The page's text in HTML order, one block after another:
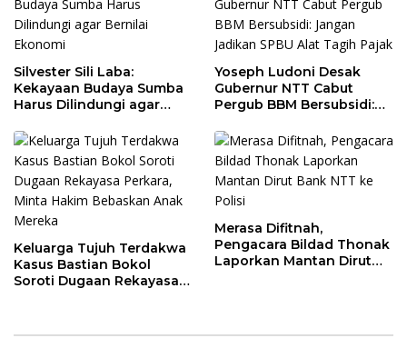
Silvester Sili Laba:
Kekayaan Budaya Sumba
Harus Dilindungi agar
Yoseph Ludoni Desak
Gubernur NTT Cabut
Pergub BBM Bersubsidi:
Tagih Pajak
Keluarga Tujuh Terdakwa
Kasus Bastian Bokol
Soroti Dugaan Rekayasa
Merasa Difitnah,
Pengacara Bildad Thonak
Laporkan Mantan Dirut